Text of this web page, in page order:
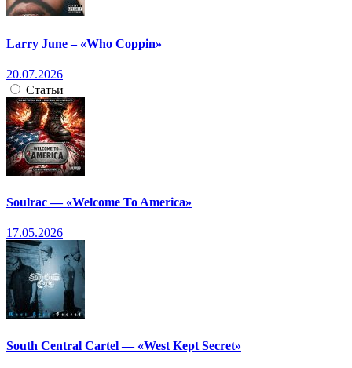
Larry June – «Who Coppin»
20.07.2026
Статьи
Soulrac — «Welcome To America»
17.05.2026
South Central Cartel — «West Kept Secret»